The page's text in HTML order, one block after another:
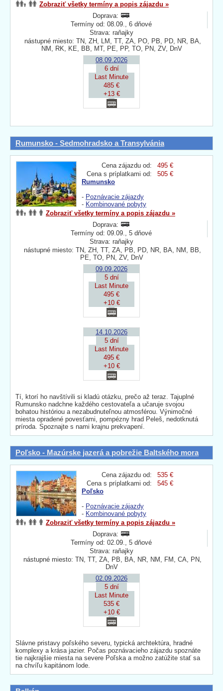
Zobraziť všetky termíny a popis zájazdu »
Doprava:
Termíny od: 08.09., 6 dňové
Strava: raňajky
nástupné miesto: TN, ZH, LM, TT, ZA, PO, PB, PD, NR, BA,
NM, RK, KE, BB, MT, PE, PP, TO, PN, ZV, DnV
08.09.2026
6 dní
Last Minute
485 €
+13 €
Rumunsko - Sedmohradsko a Transylvánia
Cena zájazdu od:
495 €
Cena s príplatkami od:
505 €
Rumunsko
- Poznávacie zájazdy
- Kombinované pobyty
Zobraziť všetky termíny a popis zájazdu »
Doprava:
Termíny od: 09.09., 5 dňové
Strava: raňajky
nástupné miesto: TN, ZH, TT, ZA, PB, PD, NR, BA, NM, BB,
PE, TO, PN, ZV, DnV
09.09.2026
5 dní
Last Minute
495 €
+10 €
14.10.2026
5 dní
Last Minute
495 €
+10 €
Tí, ktorí ho navštívili si kladú otázku, prečo až teraz. Tajuplné
Rumunsko nadchne každého cestovateľa a učaruje svojou
bohatou históriou a nezabudnuteľnou atmosférou. Výnimočné
miesta opradené povesťami, pompézny hrad Peleš, nedotknutá
príroda. Spoznajte s nami krajnu prekvapení.
Poľsko - Mazúrske jazerá a pobrežie Baltského mora
Cena zájazdu od:
535 €
Cena s príplatkami od:
545 €
Poľsko
- Poznávacie zájazdy
- Kombinované pobyty
Zobraziť všetky termíny a popis zájazdu »
Doprava:
Termíny od: 02.09., 5 dňové
Strava: raňajky
nástupné miesto: TN, TT, ZA, PB, BA, NR, NM, FM, CA, PN,
DnV
02.09.2026
5 dní
Last Minute
535 €
+10 €
Slávne pristavy poľského severu, typická archtektúra, hradné
komplexy a krása jazier. Počas poznávacieho zájazdu spoznáte
tie najkrajšie miesta na severe Poľska a možno zatúžite stať sa
na chvíľu kapitánom lode.